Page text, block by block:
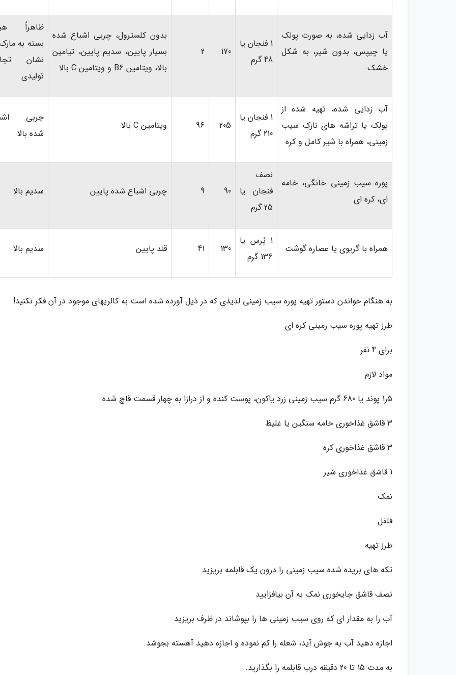
آب زدایی شده، به صورت پولک
یا چیپس، بدون شیر، به شکل
خشک
1 فنجان یا
48 گرم
170
2
بدون کلسترول، چربی اشباع شده
بسیار پایین، سدیم پایین، تیامین
بالا، ویتامین B6 و ویتامین C بالا
ظاهراً
بسته به
نشان
تولیدی
آب زدایی شده، تهیه شده از
پولک یا تراشه های نازک سیب
زمینی، همراه با شیر کامل و کره
1 فنجان یا
210 گرم
205
96 ویتامین C بالا
چربی
شده بالا
پوره سیب زمینی خانگی، خامه
ای، کره ای
نصف
فنجان یا
25 گرم
90
9 چربی اشباع شده پایین سدیم بالا
همراه با گریوی یا عصاره گوشت
1 پٌرس یا
136 گرم
130
41 قند پایین سدیم بالا
به هنگام خواندن دستور تهیه پوره سیب زمینی لذیذی که در ذیل آورده شده است به کالریهای موجود در آن فکر نکنید!
طرز تهیه پوره سیب زمینی کره ای
برای 4 نفر
مواد لازم
5ر1 پوند یا 680 گرم سیب زمینی زرد یاکون، پوست کنده و از درازا به چهار قسمت قاچ شده
3 قاشق غذاخوری خامه سنگین یا غلیظ
3 قاشق غذاخوری کره
1 قاشق غذاخوری شیر
نمک
فلفل
طرز تهیه
تکه های بریده شده سیب زمینی را درون یک قابلمه بریزید
نصف قاشق چایخوری نمک به آن بیافزایید
آب را به مقدار ای که روی سیب زمینی ها را بپوشاند در ظرف بریزید
اجازه دهید آب به جوش آید، شعله را کم نموده و اجازه دهید آهسته بجوشد.
به مدت 15 تا 20 دقیقه درب قابلمه را بگذارید.